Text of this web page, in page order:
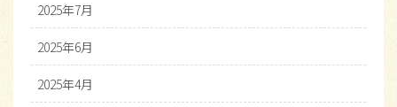
2025年7月
2025年6月
2025年4月